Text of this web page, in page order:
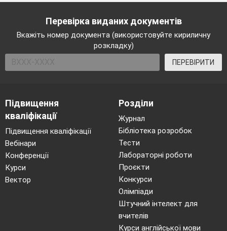
Перевірка виданих документів
Вкажіть номер документа (використовуйте кириличну
розкладку)
ПЕРЕВІРИТИ
Підвищення
кваліфікації
Підвищення кваліфікації
Вебінари
Конференції
Курси
Вектор
Розділи
Журнал
Бібліотека розробок
Тести
Лабораторні роботи
Проєкти
Конкурси
Олімпіади
Штучний інтелект для
вчителів
Курси англійської мови